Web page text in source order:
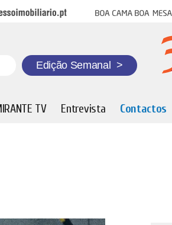
Imobiliário Boa cama boa mesa
Edição Semanal >
TV Entrevista Contactos